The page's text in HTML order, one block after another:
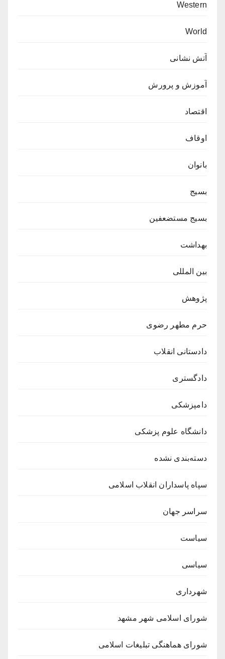
Western
World
آتش نشانی
آموزش و پرورش
اقتصاد
اوقاف
بانوان
بسیج
بسیج مستضعفین
بهداشت
بین المللی
پژوهش
حرم مطهر رضوی
دادستانی انقلاب
دادگستری
دامپزشکی
دانشگاه علوم پزشکی
دسته‌بندی نشده
سپاه پاسداران انقلاب اسلامی
سراسر جهان
سیاست
سیاسی
شهرداری
شورای اسلامی شهر مشهد
شورای هماهنگی تبلیغات اسلامی